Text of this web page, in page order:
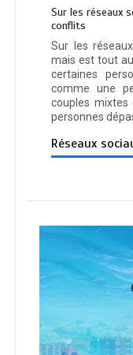
Sur les réseaux
conflits
Sur les
mais est tout
certaines
comme une
couples mixtes
personnes
Réseaux